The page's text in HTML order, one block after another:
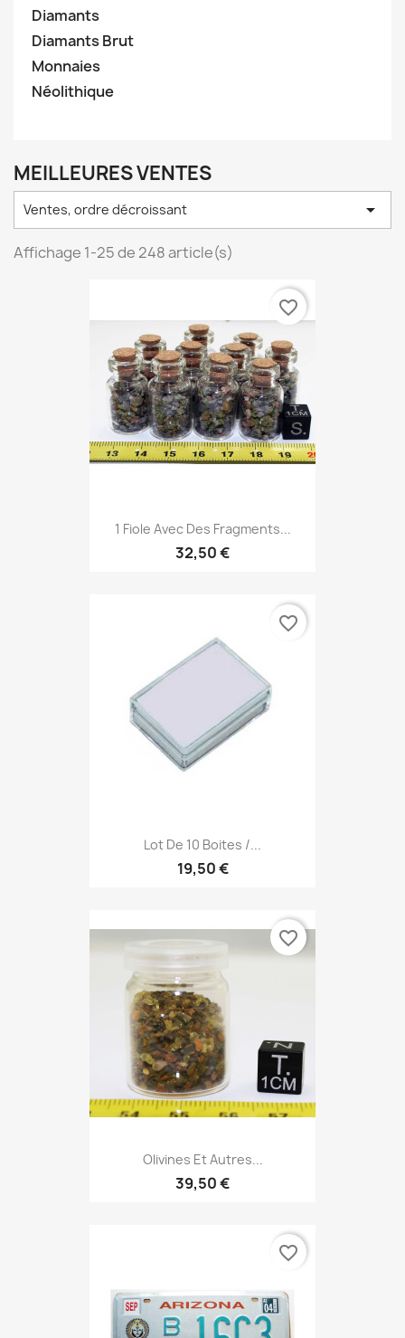
Diamants
Diamants Brut
Monnaies
Néolithique
MEILLEURES VENTES
Ventes, ordre décroissant 
Affichage 1-25 de 248 article(s)
1 Fiole Avec Des Fragments...
32,50 €
favorite_border
Lot De 10 Boites /...
19,50 €
favorite_border
Olivines Et Autres...
39,50 €
favorite_border
favorite_border